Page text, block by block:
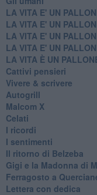
LA VITA E' UN
LA VITA E' UN
LA VITA E' UN
LA VITA E' UN
LA VITA È UN
Cattivi pensieri
Vivere & scrivere
Autogrill
Malcom X
Celati
I ricordi
I sentimenti
Il ritorno di Belzeba
Gigi e la Madonna di
Ferragosto a
Lettera con dedica